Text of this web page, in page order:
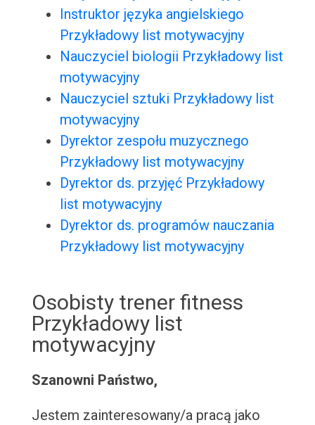
Instruktor języka angielskiego
Przykładowy list motywacyjny
Nauczyciel biologii Przykładowy list
motywacyjny
Nauczyciel sztuki Przykładowy list
motywacyjny
Dyrektor zespołu muzycznego
Przykładowy list motywacyjny
Dyrektor ds. przyjęć Przykładowy
list motywacyjny
Dyrektor ds. programów nauczania
Przykładowy list motywacyjny
Osobisty trener fitness
Przykładowy list
motywacyjny
Szanowni Państwo,
Jestem zainteresowany/a pracą jako